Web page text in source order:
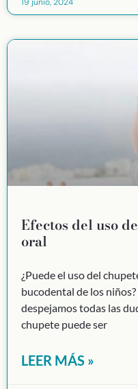
Efectos del uso
oral
¿Puede el uso del
bucodental de los
despejamos todas las
chupete puede ser
LEER MÁS »